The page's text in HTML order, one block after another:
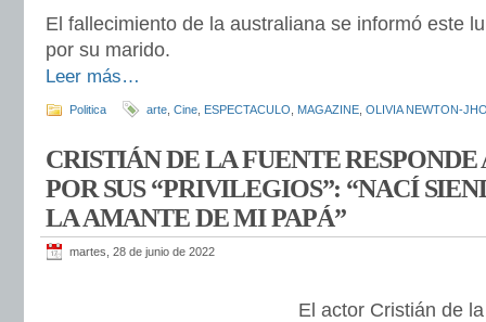
El fallecimiento de la australiana se informó este
por su marido.
Leer más…
Politica arte Cine ESPECTACULO MAGAZINE OLIVIA NEWTON-
CRISTIÁN DE LA FUENTE
POR SUS “PRIVILEGIOS”: “NACÍ
LA AMANTE DE MI PAPÁ”
martes, 28 de junio de 2022
El actor Cristián de